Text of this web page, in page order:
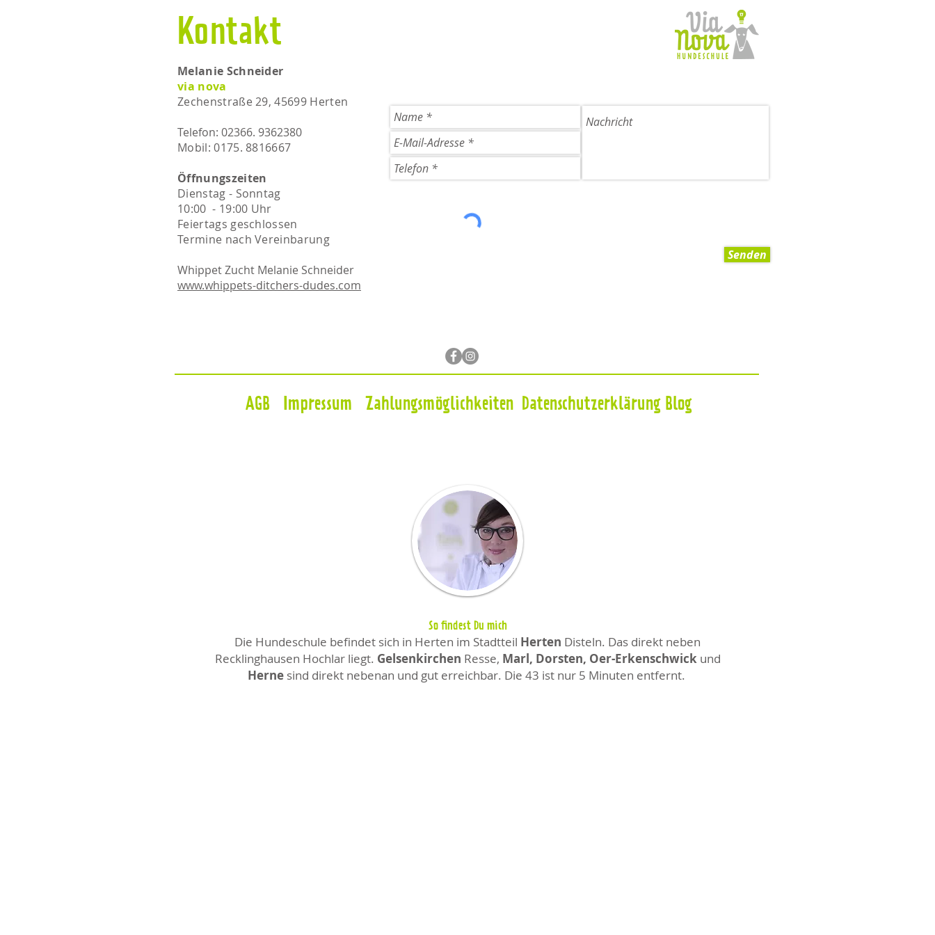
Kontakt
Melanie Schneider
via nova
Zechenstraße 29, 45699 Herten
Telefon: 02366. 9362380
Mobil: 0175. 8816667​​
Öffnungszeiten
Dienstag - Sonntag
10:00 - 19:00 Uhr
Feiertags geschlossen
Termine nach Vereinbarung
Whippet Zucht Melanie Schneider
www.whippets-ditchers-dudes.com
Senden
AGB Impressum Blog
Zahlungsmöglichkeiten Datenschutzerklärung
So findest Du mich
Die Hundeschule befindet sich in Herten im Stadtteil Herten Disteln. Das direkt neben
Recklinghausen Hochlar liegt. Gelsenkirchen Resse, Marl, Dorsten, Oer-Erkenschwick und
Hernesind direkt nebenan und gut erreichbar. Die 43 ist nur 5 Minuten entfernt.